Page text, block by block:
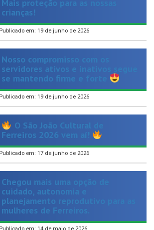
Publicado em: 19 de junho de 2026
Nosso compromisso com os
servidores ativos e inativos segue
se mantendo firme e forte
Publicado em: 19 de junho de 2026
O São João Cultural de
Ferreiros 2026 vem aí!
Publicado em: 17 de junho de 2026
Chegou mais uma opção de
cuidado, autonomia e
planejamento reprodutivo para as
mulheres de Ferreiros.
Publicado em: 14 de maio de 2026